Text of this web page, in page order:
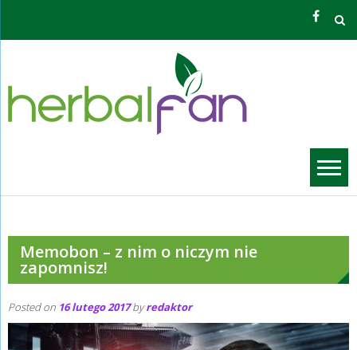
content
Memobon – z nim o niczym nie
zapomnisz!
Posted on 16 lutego 2017byredaktor